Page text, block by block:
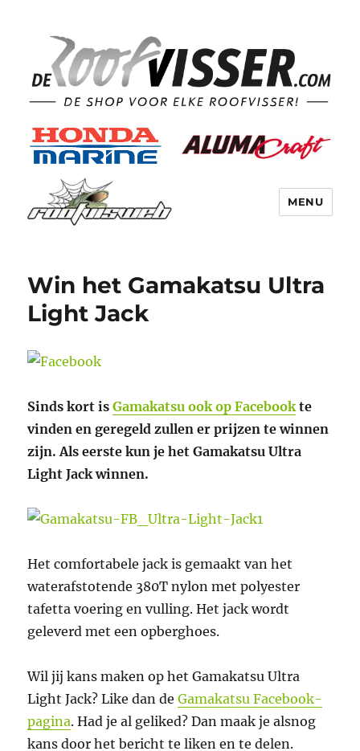
MENU
Win het Gamakatsu Ultra
Light Jack
Sinds kort isGamakatsu ook op Facebookte
vinden en geregeld zullen er prijzen te winnen
zijn. Als eerste kun je het Gamakatsu Ultra
Light Jack winnen.
Het comfortabele jack is gemaakt van het
waterafstotende 380T nylon met polyester
tafetta voering en vulling. Het jack wordt
geleverd met een opberghoes.
Wil jij kans maken op het Gamakatsu Ultra
Light Jack? Like dan deGamakatsu Facebook-
pagina. Had je al geliked? Dan maak je alsnog
kans door het bericht te liken en te delen.